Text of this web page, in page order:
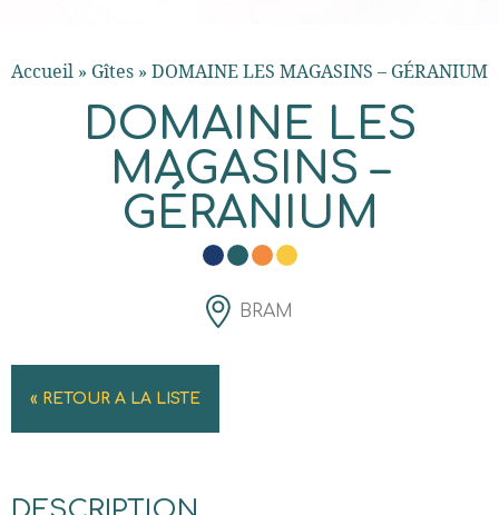
Accueil » Gîtes » DOMAINE LES MAGASINS – GÉRANIUM
DOMAINE LES
MAGASINS –
GÉRANIUM
BRAM
« RETOUR A LA LISTE